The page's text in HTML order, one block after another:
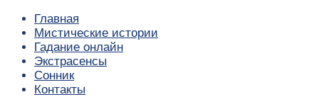
Главная
Мистические истории
Гадание онлайн
Экстрасенсы
Сонник
Контакты